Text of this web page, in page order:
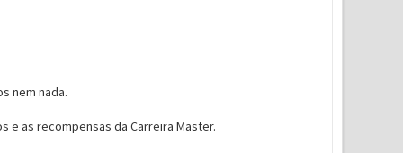
nem nada.
as recompensas da Carreira Master.